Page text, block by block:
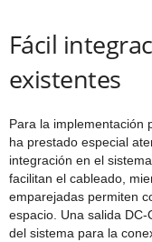
Fácil
existentes
Para la implementación
ha prestado especial
integración en el
facilitan el cableado,
emparejadas permiten
espacio. Una salida
del sistema para la